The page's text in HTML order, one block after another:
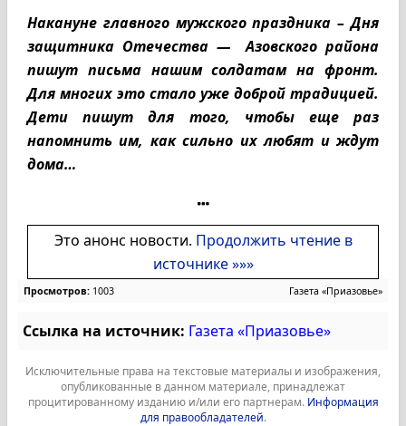
Накануне главного мужского праздника – Дня
защитника Отечества — Азовского района
пишут письма нашим солдатам на фронт.
Для многих это стало уже доброй традицией.
Дети пишут для того, чтобы еще раз
напомнить им, как сильно их любят и ждут
дома…
Это анонс новости. Продолжить чтение в
источнике »»»
Просмотров: 1003 Газета «Приазовье»
Ссылка на источник: Газета «Приазовье»
Исключительные права на текстовые материалы и изображения,
опубликованные в данном материале, принадлежат
процитированному изданию и/или его партнерам. Информация
для правообладателей.